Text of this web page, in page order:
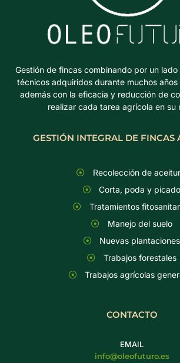
Gestión de fincas combinando por un
técnicos adquiridos durante muchos
además con la eficacia y reducción de
realizar cada tarea agrícola en su
GESTIÓN INTEGRAL DE FINCAS
Recolección de
Corta, poda y picado
Tratamientos
Manejo del suelo
Nuevas plantaciones
Trabajos forestales
Trabajos agrícolas
CONTACTO
EMAIL
info@oleofuturo.es